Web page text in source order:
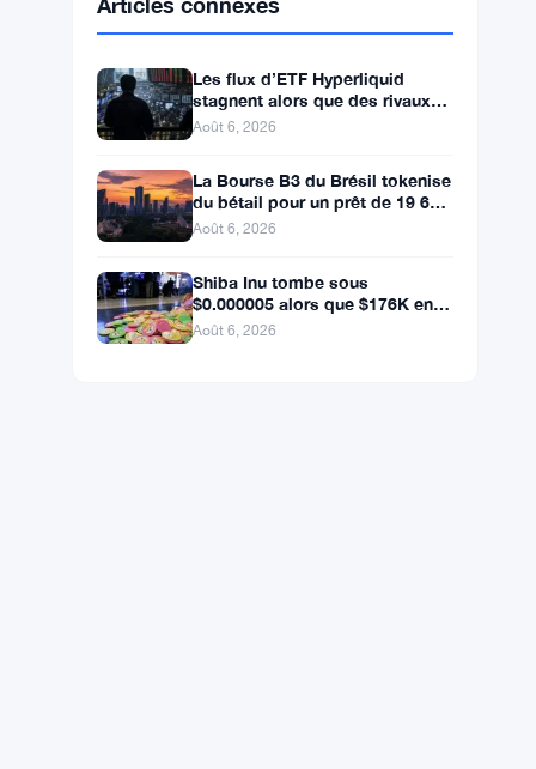
SolanaSOL $72.7547 ▼ -2.27%
XRPXRP $1.0348
Les flux d’ETF Hyperliquid